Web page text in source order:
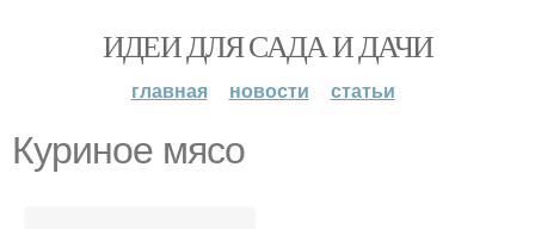
ИДЕИ ДЛЯ САДА И ДАЧИ
главная новости статьи
Куриное мясо